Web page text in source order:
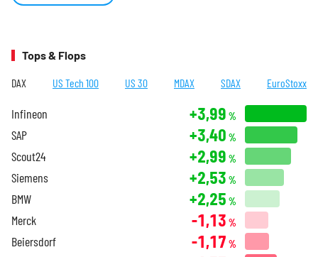
Tops & Flops
DAX US Tech 100 US 30 MDAX SDAX EuroStoxx
Infineon +3,99 %
SAP +3,40 %
Scout24 +2,99 %
Siemens +2,53 %
BMW +2,25 %
Merck -1,13 %
Beiersdorf -1,17 %